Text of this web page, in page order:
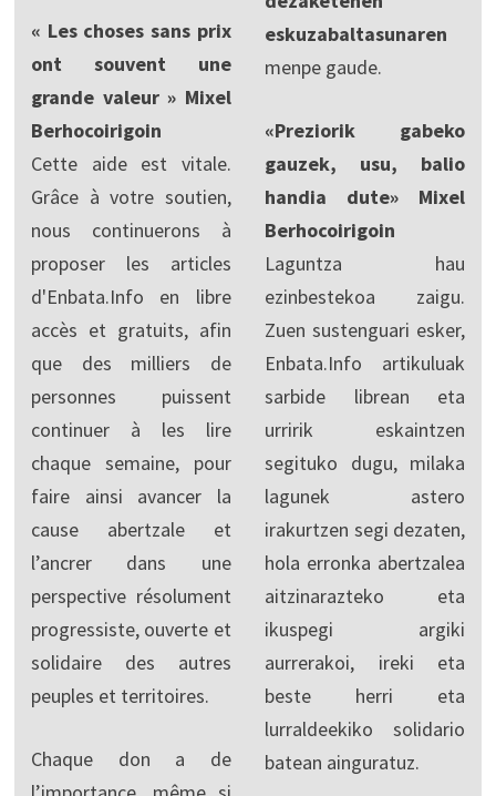
« Les choses sans prix
ont souvent une
grande valeur » Mixel
Berhocoirigoin
Cette aide est vitale.
Grâce à votre soutien,
nous continuerons à
proposer les articles
d'Enbata.Info en libre
accès et gratuits, afin
que des milliers de
personnes puissent
continuer à les lire
chaque semaine, pour
faire ainsi avancer la
cause abertzale et
l’ancrer dans une
perspective résolument
progressiste, ouverte et
solidaire des autres
peuples et territoires.
Chaque don a de
eskuzabaltasunaren
menpe gaude.
«Preziorik gabeko
gauzek, usu, balio
handia dute» Mixel
Berhocoirigoin
Laguntza hau
ezinbestekoa zaigu.
Zuen sustenguari esker,
Enbata.Info artikuluak
sarbide librean eta
urririk eskaintzen
segituko dugu, milaka
lagunek astero
irakurtzen segi dezaten,
hola erronka abertzalea
aitzinarazteko eta
ikuspegi argiki
aurrerakoi, ireki eta
beste herri eta
lurraldeekiko solidario
batean ainguratuz.